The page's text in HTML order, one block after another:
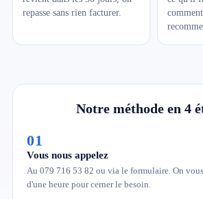
repasse sans rien facturer.
Notre méthode en 4
01
Vous nous appelez
Au 079 716 53 82 ou via le formulaire. On
d'une heure pour cerner le besoin.